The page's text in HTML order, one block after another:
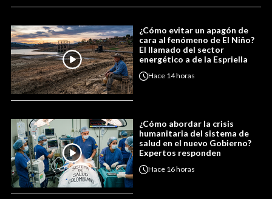
¿Cómo evitar un apagón de
cara al fenómeno de El Niño?
El llamado del sector
energético a de la Espriella
Hace 14 horas
¿Cómo abordar la crisis
humanitaria del sistema de
salud en el nuevo Gobierno?
Expertos responden
Hace 16 horas